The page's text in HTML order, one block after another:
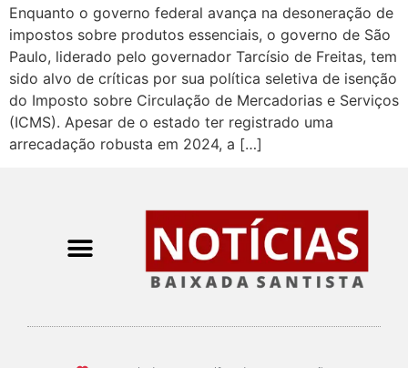
Enquanto o governo federal avança na desoneração de
impostos sobre produtos essenciais, o governo de São
Paulo, liderado pelo governador Tarcísio de Freitas, tem
sido alvo de críticas por sua política seletiva de isenção
do Imposto sobre Circulação de Mercadorias e Serviços
(ICMS). Apesar de o estado ter registrado uma
arrecadação robusta em 2024, a […]